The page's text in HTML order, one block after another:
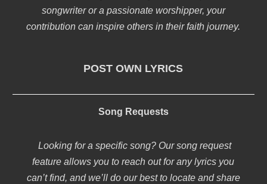
songwriter or a passionate worshipper, your
contribution can inspire others in their faith journey.
POST OWN LYRICS
Song Requests
Looking for a specific song? Our song request
feature allows you to reach out for any lyrics you
can’t find, and we’ll do our best to locate and share